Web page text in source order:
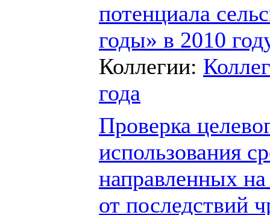
потенциала
годы» в 2010
Коллегии:
года
Проверка
использования
направленных
от последствий